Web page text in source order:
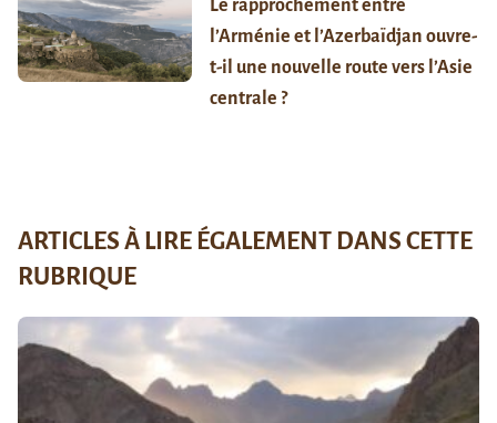
Le rapprochement entre
l’Arménie et l’Azerbaïdjan ouvre-
t-il une nouvelle route vers l’Asie
centrale ?
ARTICLES À LIRE ÉGALEMENT DANS CETTE
RUBRIQUE